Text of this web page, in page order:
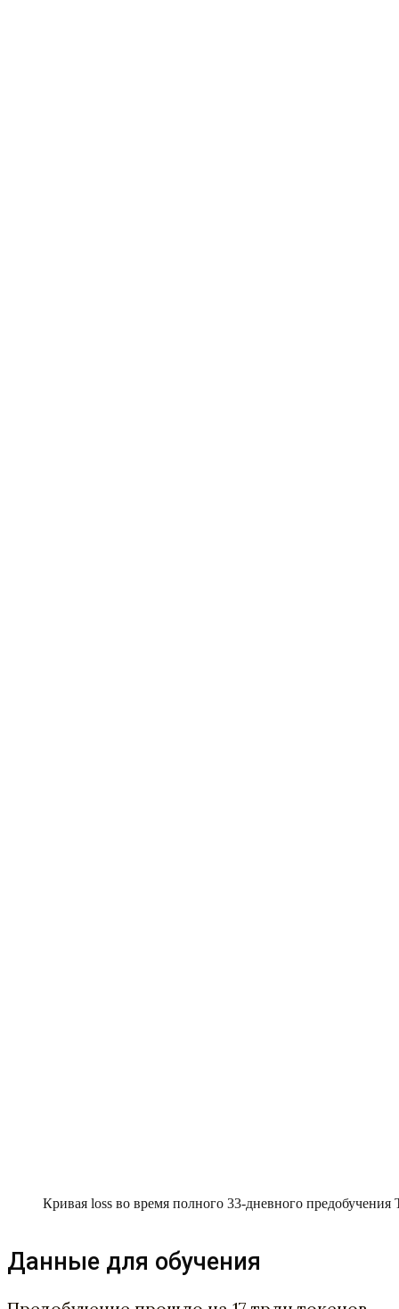
Кривая loss во время полного 33-дневного
Данные для обучения